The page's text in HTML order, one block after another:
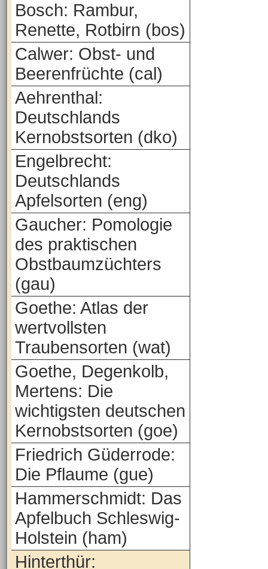
Bosch: Rambur,
Renette, Rotbirn (bos)
Calwer: Obst- und
Beerenfrüchte (cal)
Aehrenthal:
Deutschlands
Kernobstsorten (dko)
Engelbrecht:
Deutschlands
Apfelsorten (eng)
Gaucher: Pomologie
des praktischen
Obstbaumzüchters
(gau)
Goethe: Atlas der
wertvollsten
Traubensorten (wat)
Goethe, Degenkolb,
Mertens: Die
wichtigsten deutschen
Kernobstsorten (goe)
Friedrich Güderrode:
Die Pflaume (gue)
Hammerschmidt: Das
Apfelbuch Schleswig-
Holstein (ham)
Hinterthür: